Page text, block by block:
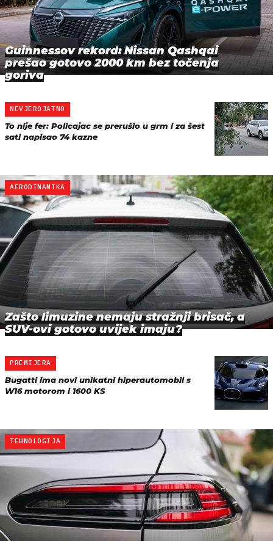
Guinnessov rekord: Nissan Qashqai
prešao gotovo 2000 km bez točenja
goriva
NEVJEROJATNO
To nije fer: Policajac se prerušio u grm i za šest
sati napisao 74 kazne
AERODINAMIKA
Zašto limuzine nemaju stražnji brisač, a
SUV-ovi gotovo uvijek imaju?
PREMIJERA
Bugatti ima novi unikatni hiperautomobil s
W16 motorom i 1600 KS
TEHNOLOGIJA